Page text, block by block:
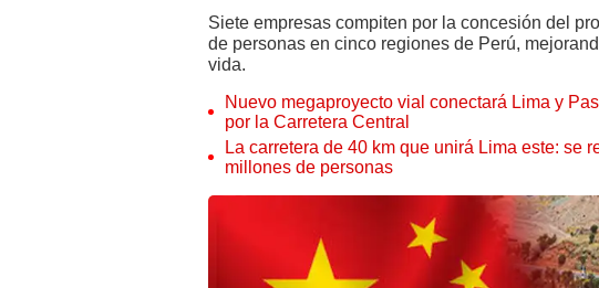
Siete empresas compiten por la concesión del
de personas en cinco regiones de Perú,
vida.
Nuevo megaproyecto vial conectará Lima y
por la Carretera Central
La carretera de 40 km que unirá Lima este: se
millones de personas